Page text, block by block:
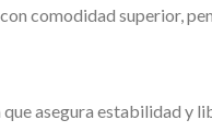
comodidad superior,
asegura estabilidad y